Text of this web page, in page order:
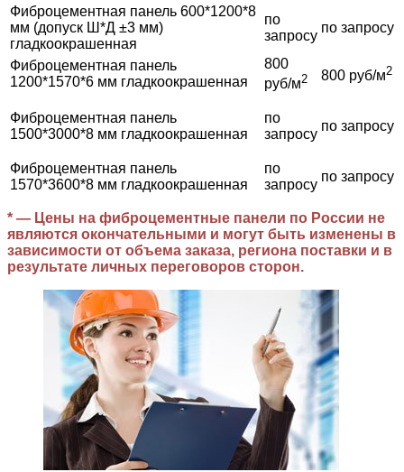
Фиброцементная панель 600*1200*8
мм (допуск Ш*Д ±3 мм)
гладкоокрашенная
по
запросу
по запросу
Фиброцементная панель
1200*1570*6 мм гладкоокрашенная
800
руб/м2 800 руб/м2
Фиброцементная панель
1500*3000*8 мм гладкоокрашенная
по
запросу
по запросу
Фиброцементная панель
1570*3600*8 мм гладкоокрашенная
по
запросу
по запросу
* — Цены на фиброцементные панели по России не
являются окончательными и могут быть изменены в
зависимости от объема заказа, региона поставки и в
результате личных переговоров сторон.